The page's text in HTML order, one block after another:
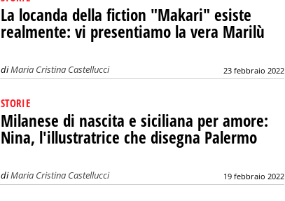
La locanda della fiction "Makari" esiste
realmente: vi presentiamo la vera Marilù
diMaria Cristina Castellucci 23 febbraio 2022
STORIE
Milanese di nascita e siciliana per amore:
Nina, l'illustratrice che disegna Palermo
diMaria Cristina Castellucci 19 febbraio 2022